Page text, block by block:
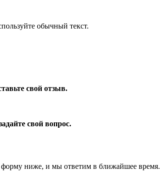
обычный текст.
свой отзыв.
свой вопрос.
форму ниже, и мы ответим в ближайшее время.